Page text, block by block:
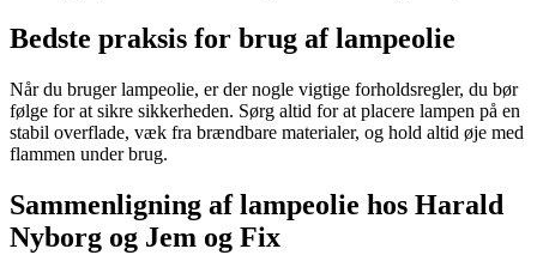
Bedste praksis for brug af lampeolie
Når du bruger lampeolie, er der nogle vigtige forholdsregler, du bør
følge for at sikre sikkerheden. Sørg altid for at placere lampen på en
stabil overflade, væk fra brændbare materialer, og hold altid øje med
flammen under brug.
Sammenligning af lampeolie hos Harald
Nyborg og Jem og Fix